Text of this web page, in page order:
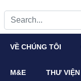
VỀ CHÚNG TÔI
M&E THƯ VIỆN